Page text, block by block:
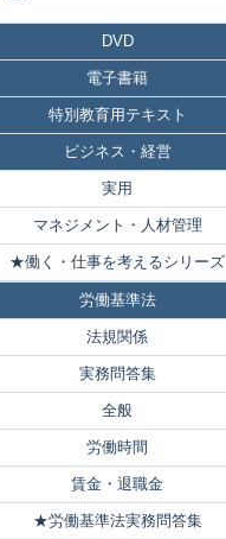
DVD
電子書籍
特別教育用テキスト
ビジネス・経営
実用
マネジメント・人材管理
★働く・仕事を考えるシリーズ
労働基準法
法規関係
実務問答集
全般
労働時間
賃金・退職金
★労働基準法実務問答集